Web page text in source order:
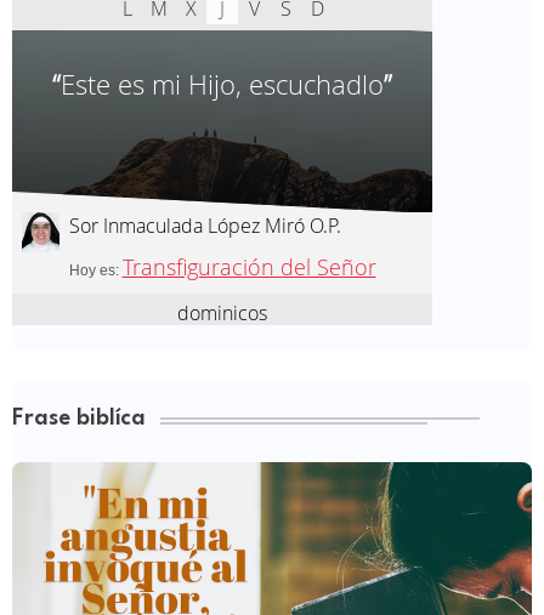
Frase biblíca